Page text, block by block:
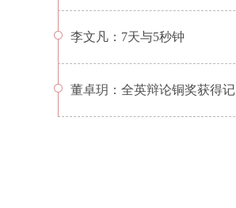
李文凡：7天与5秒钟
董卓玥：全英辩论铜奖获得记